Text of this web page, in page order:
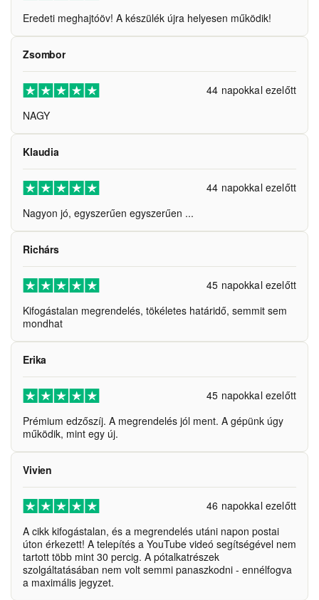
Eredeti meghajtóöv! A készülék újra helyesen működik!
Zsombor
44 napokkal ezelőtt
NAGY
Klaudia
44 napokkal ezelőtt
Nagyon jó, egyszerűen egyszerűen ...
Richárs
45 napokkal ezelőtt
Kifogástalan megrendelés, tökéletes határidő, semmit sem
mondhat
Erika
45 napokkal ezelőtt
Prémium edzőszíj. A megrendelés jól ment. A gépünk úgy
működik, mint egy új.
Vivien
46 napokkal ezelőtt
A cikk kifogástalan, és a megrendelés utáni napon postai
úton érkezett! A telepítés a YouTube videó segítségével nem
tartott több mint 30 percig. A pótalkatrészek
szolgáltatásában nem volt semmi panaszkodni - ennélfogva
a maximális jegyzet.